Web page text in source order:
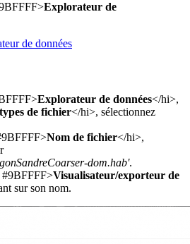
Explorateur de
de données
Explorateur de données</hi>,
types de fichier</hi>, sélectionnez
Nom de fichier</hi>,
dom.hab'.
Visualisateur/exporteur de
sur son nom.